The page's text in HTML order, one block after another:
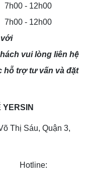
7h00 - 12h00
7h00 - 12h00
với
vui lòng liên hệ
hỗ trợ tư vấn và đặt
YERSIN
Thị Sáu, Quận 3,
Hotline: